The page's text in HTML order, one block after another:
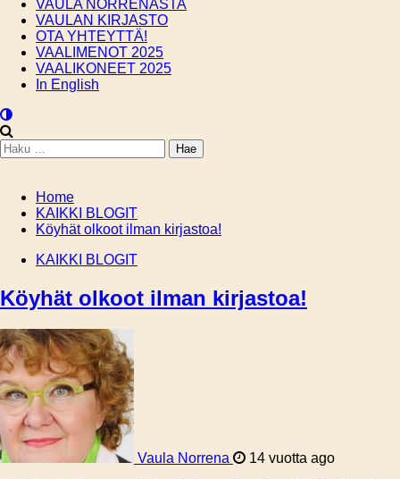
VAULA NORRENASTA
VAULAN KIRJASTO
OTA YHTEYTTÄ!
VAALIMENOT 2025
VAALIKONEET 2025
In English
Haku:
Home
KAIKKI BLOGIT
Köyhät olkoot ilman kirjastoa!
KAIKKI BLOGIT
Köyhät olkoot ilman kirjastoa!
Vaula Norrena
14 vuotta ago